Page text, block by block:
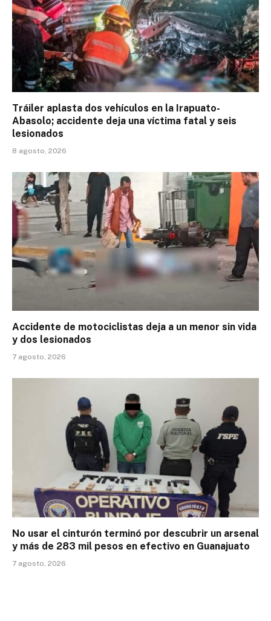
Tráiler aplasta dos vehículos en la Irapuato-
Abasolo; accidente deja una víctima fatal y seis
lesionados
8 agosto, 2026
Accidente de motociclistas deja a un menor sin vida
y dos lesionados
7 agosto, 2026
No usar el cinturón terminó por descubrir un arsenal
y más de 283 mil pesos en efectivo en Guanajuato
7 agosto, 2026